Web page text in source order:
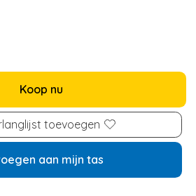
Koop nu
toevoegen
aan mijn tas